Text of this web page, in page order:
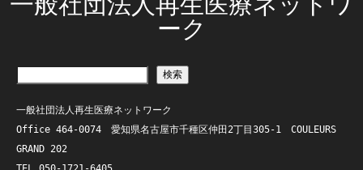
ーク
検索
一般社団法人再生医療ネットワーク
Office 464-0074　愛知県名古屋市千種区仲田2丁目305-1　COULEURS
GRAND 202